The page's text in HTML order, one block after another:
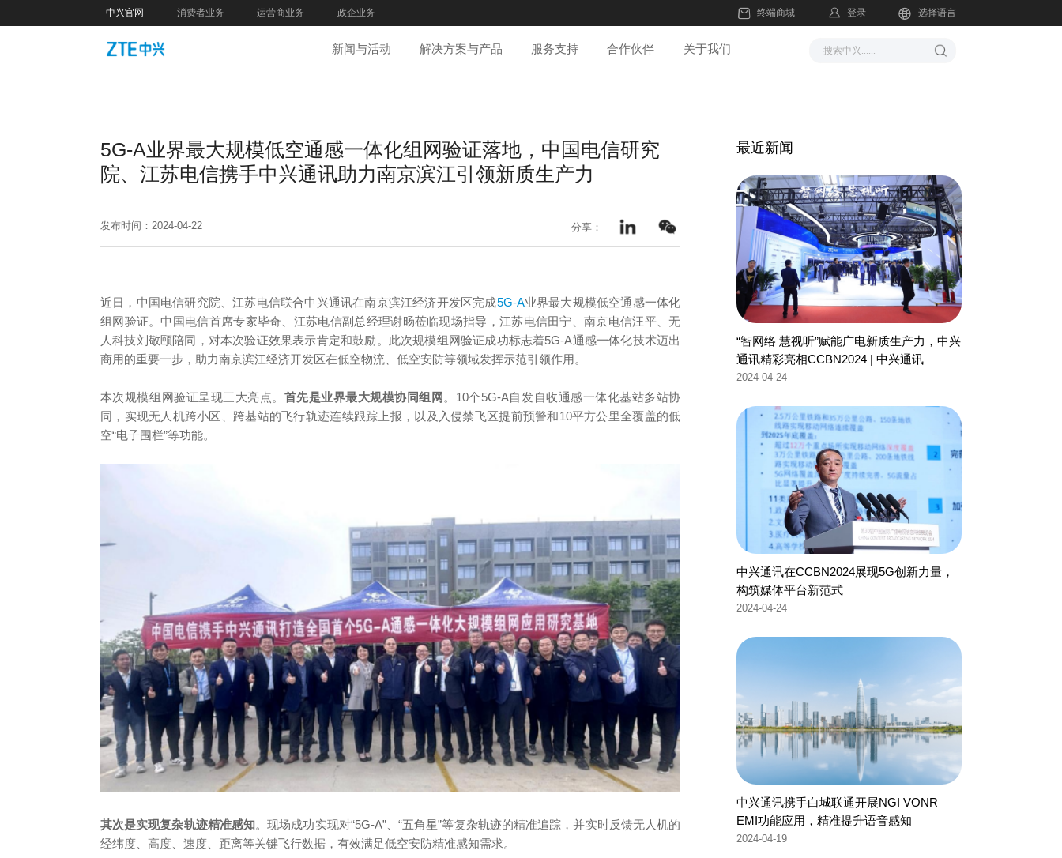
中兴官网 消费者业务 运营商业务 政企业务 终端商城 登录 选择语言
新闻与活动 解决方案与产品 服务支持 合作伙伴 关于我们
5G-A业界最大规模低空通感一体化组网验证落地，中国电信研究
院、江苏电信携手中兴通讯助力南京滨江引领新质生产力
发布时间：2024-04-22 分享：
近日，中国电信研究院、江苏电信联合中兴通讯在南京滨江经济开发区完成5G-A业界最大规模低空通感一体化
组网验证。中国电信首席专家毕奇、江苏电信副总经理谢旸莅临现场指导，江苏电信田宁、南京电信汪平、无
人科技刘敬颐陪同，对本次验证效果表示肯定和鼓励。此次规模组网验证成功标志着5G-A通感一体化技术迈出
商用的重要一步，助力南京滨江经济开发区在低空物流、低空安防等领域发挥示范引领作用。
本次规模组网验证呈现三大亮点。 首先是业界最大规模协同组网。10个5G-A自发自收通感一体化基站多站协
同，实现无人机跨小区、跨基站的飞行轨迹连续跟踪上报，以及入侵禁飞区提前预警和10平方公里全覆盖的低
空“电子围栏”等功能。
其次是实现复杂轨迹精准感知。现场成功实现对“5G-A”、“五角星”等复杂轨迹的精准追踪，并实时反馈无人机的
经纬度、高度、速度、距离等关键飞行数据，有效满足低空安防精准感知需求。
最近新闻
“智网络 慧视听”赋能广电新质生产力，中兴
通讯精彩亮相CCBN2024 | 中兴通讯
2024-04-24
中兴通讯在CCBN2024展现5G创新力量，
构筑媒体平台新范式
2024-04-24
中兴通讯携手白城联通开展NGI VONR
EMI功能应用，精准提升语音感知
2024-04-19